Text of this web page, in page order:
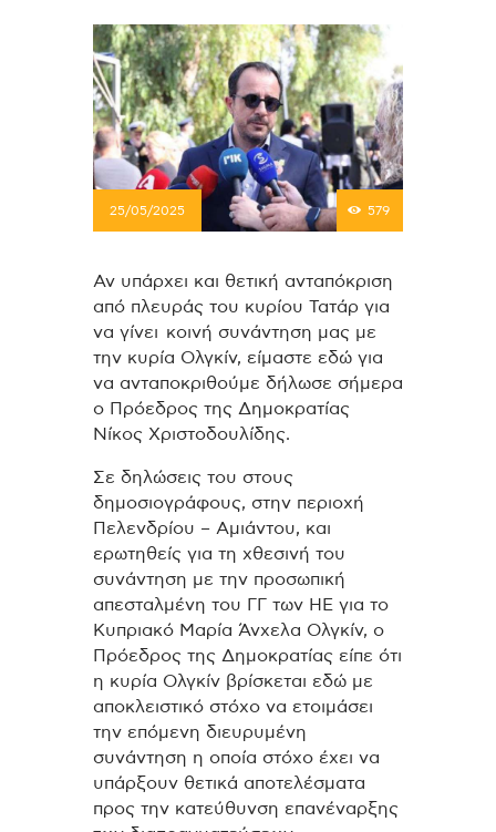
25/05/2025 579
Αν υπάρχει και θετική ανταπόκριση
από πλευράς του κυρίου Τατάρ για
να γίνει κοινή συνάντηση μας με
την κυρία Ολγκίν, είμαστε εδώ για
να ανταποκριθούμε δήλωσε σήμερα
ο Πρόεδρος της Δημοκρατίας
Νίκος Χριστοδουλίδης.
Σε δηλώσεις του στους
δημοσιογράφους, στην περιοχή
Πελενδρίου – Αμιάντου, και
ερωτηθείς για τη χθεσινή του
συνάντηση με την προσωπική
απεσταλμένη του ΓΓ των ΗΕ για το
Κυπριακό Μαρία Άνχελα Ολγκίν, ο
Πρόεδρος της Δημοκρατίας είπε ότι
η κυρία Ολγκίν βρίσκεται εδώ με
αποκλειστικό στόχο να ετοιμάσει
την επόμενη διευρυμένη
συνάντηση η οποία στόχο έχει να
υπάρξουν θετικά αποτελέσματα
προς την κατεύθυνση επανέναρξης